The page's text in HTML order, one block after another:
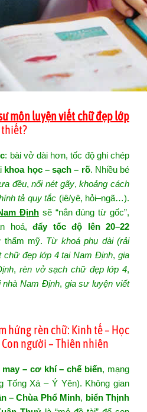
môn luyện viết chữ đẹp lớp
: bài vở dài hơn, tốc độ ghi chép
khoa học – sạch – rõ. Nhiều bé
đều,nối nét gãy,khoảng cách
tả quy tắc (iê/yê, hỏi–ngã…).
Địnhsẽ “nắn đúng từ gốc”,
hoá,đẩy tốc độ lên 20–22
thẩm mỹ. Từ khoá phụ dài (rải
chữ đẹp lớp 4 tại Nam Định,gia
, rèn vở sạch chữ đẹp lớp 4,
nhà Nam Định, gia sư luyện viết
hứng rèn chữ: Kinh tế – Học
người – Thiên nhiên
may – cơ khí – chế biến, mạng
Tống Xá – Ý Yên). Không gian
– Chùa Phổ Minh, biển Thịnh